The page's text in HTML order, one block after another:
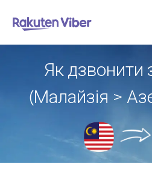
Як дзвонити
(Малайзія >